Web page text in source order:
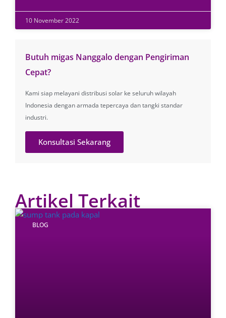
10 November 2022
Butuh migas Nanggalo dengan Pengiriman
Cepat?
Kami siap melayani distribusi solar ke seluruh wilayah
Indonesia dengan armada tepercaya dan tangki standar
industri.
Konsultasi Sekarang
Artikel Terkait
BLOG